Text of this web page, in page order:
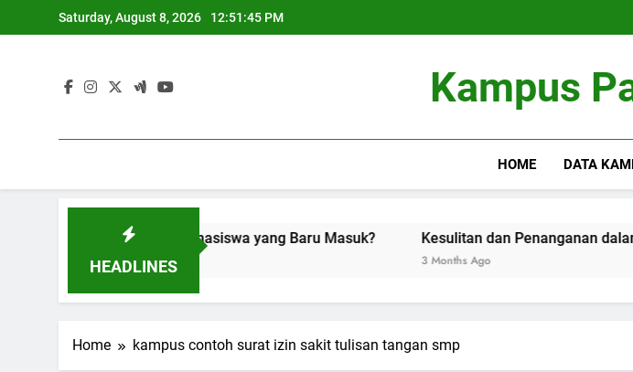
to
Saturday, August 8, 2026 12:51:45 PM
Kampus
HOME DATA
HEADLINES
Dipelajari oleh Mahasiswa yang Baru Masuk? Kesulitan dan Penanganan dalam
3 Months Ago
Home kampus contoh surat izin sakit tulisan tangan smp